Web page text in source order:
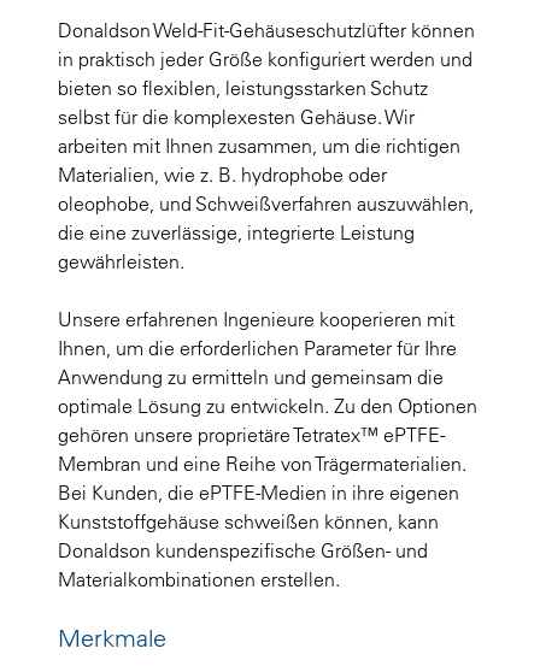
Donaldson Weld-Fit-Gehäuseschutzlüfter können
in praktisch jeder Größe konfiguriert werden und
bieten so flexiblen, leistungsstarken Schutz
selbst für die komplexesten Gehäuse. Wir
arbeiten mit Ihnen zusammen, um die richtigen
Materialien, wie z. B. hydrophobe oder
oleophobe, und Schweißverfahren auszuwählen,
die eine zuverlässige, integrierte Leistung
gewährleisten.
Unsere erfahrenen Ingenieure kooperieren mit
Ihnen, um die erforderlichen Parameter für Ihre
Anwendung zu ermitteln und gemeinsam die
optimale Lösung zu entwickeln. Zu den Optionen
gehören unsere proprietäre Tetratex™ ePTFE-
Membran und eine Reihe von Trägermaterialien.
Bei Kunden, die ePTFE-Medien in ihre eigenen
Kunststoffgehäuse schweißen können, kann
Donaldson kundenspezifische Größen- und
Materialkombinationen erstellen.
Merkmale